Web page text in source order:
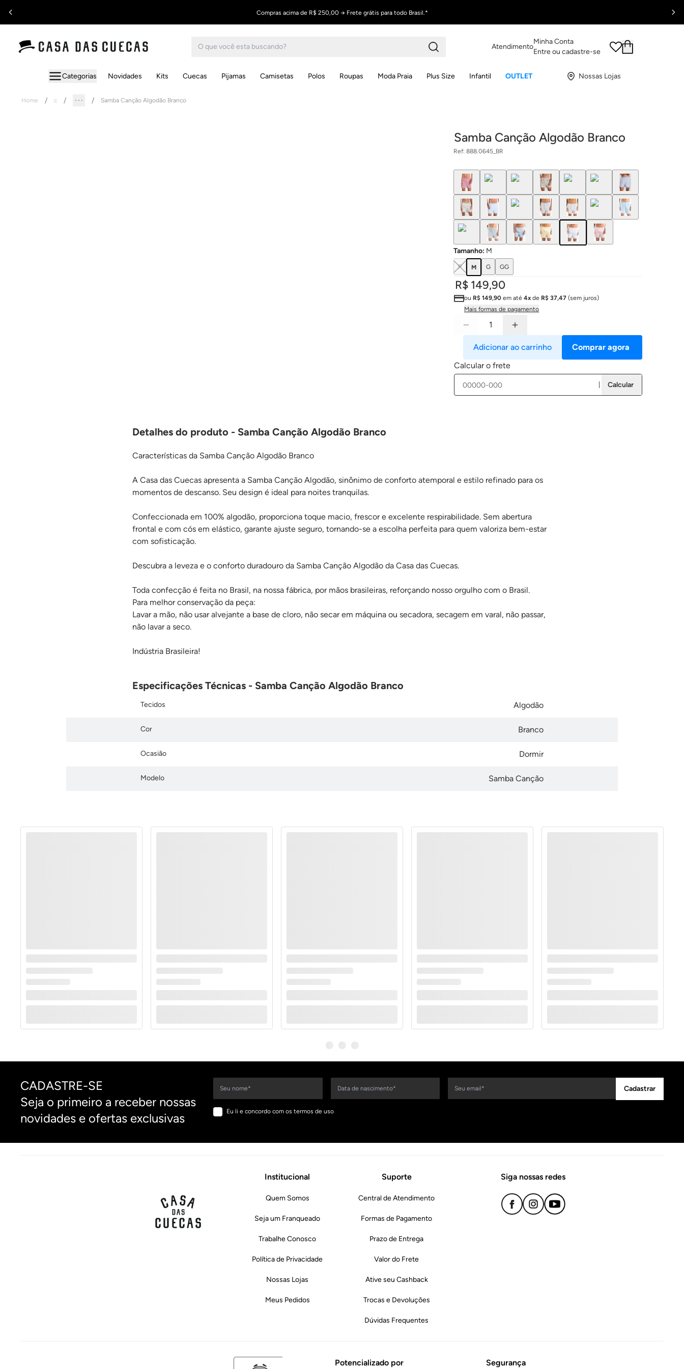
Compras acima de R$ 250,00 → Frete grátis para todo Brasil.*
Minha Conta
Entre ou cadastre-se
Atendimento
Categorias Novidades Kits Cuecas Pijamas Camisetas Polos Roupas Moda Praia Plus Size Infantil OUTLET Nossas Lojas
Home c Samba Canção Algodão Branco
Samba Canção Algodão Branco
Ref: 888.0645_BR
Tamanho:M
P M G GG
R$ 149,90
ou R$ 149,90 em até4x de R$ 37,47 (sem juros)
Mais formas de pagamento
Comprar agora
Adicionar ao carrinho
Calcular o frete
Calcular
Detalhes do produto - Samba Canção Algodão Branco
Características da Samba Canção Algodão Branco
A Casa das Cuecas apresenta a Samba Canção Algodão, sinônimo de conforto atemporal e estilo refinado para os
momentos de descanso. Seu design é ideal para noites tranquilas.
Confeccionada em 100% algodão, proporciona toque macio, frescor e excelente respirabilidade. Sem abertura
frontal e com cós em elástico, garante ajuste seguro, tornando-se a escolha perfeita para quem valoriza bem-estar
com sofisticação.
Descubra a leveza e o conforto duradouro da Samba Canção Algodão da Casa das Cuecas.
Toda confecção é feita no Brasil, na nossa fábrica, por mãos brasileiras, reforçando nosso orgulho com o Brasil.
Para melhor conservação da peça:
Lavar a mão, não usar alvejante a base de cloro, não secar em máquina ou secadora, secagem em varal, não passar,
não lavar a seco.
Indústria Brasileira!
Especificações Técnicas - Samba Canção Algodão Branco
Tecidos Algodão
Cor Branco
Ocasião Dormir
Modelo Samba Canção
CADASTRE-SE
Seja o primeiro a receber nossas
novidades e ofertas exclusivas
Eu li e concordo com os termos de uso
Cadastrar
Institucional
Quem Somos
Seja um Franqueado
Trabalhe Conosco
Política de Privacidade
Nossas Lojas
Meus Pedidos
Suporte
Central de Atendimento
Formas de Pagamento
Prazo de Entrega
Valor do Frete
Ative seu Cashback
Trocas e Devoluções
Dúvidas Frequentes
Siga nossas redes
Potencializado por Segurança